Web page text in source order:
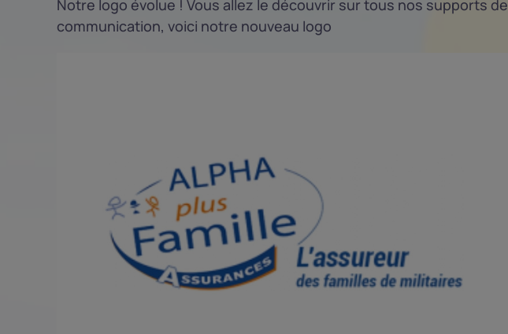
Notre logo évolue ! Vous allez le découvrir sur tous nos supports de
communication, voici notre nouveau logo